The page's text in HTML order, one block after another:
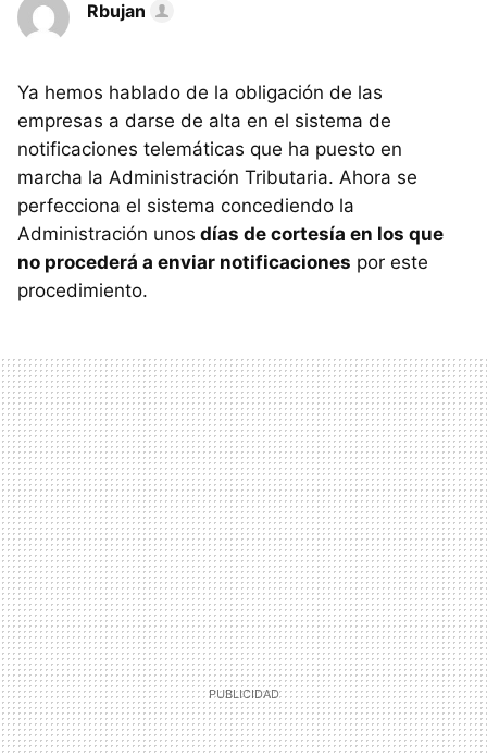
Rbujan
Ya hemos hablado de la obligación de las
empresas a darse de alta en el sistema de
notificaciones telemáticas que ha puesto en
marcha la Administración Tributaria. Ahora se
perfecciona el sistema concediendo la
Administración unos días de cortesía en los que
no procederá a enviar notificaciones por este
procedimiento.